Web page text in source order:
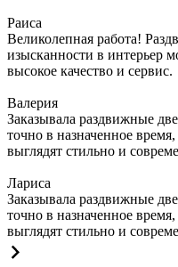
Раиса
Великолепная работа!
изысканности в интерьер
высокое качество и сервис.
Валерия
Заказывала раздвижные
точно в назначенное
выглядят стильно и
Лариса
Заказывала раздвижные
точно в назначенное
выглядят стильно и